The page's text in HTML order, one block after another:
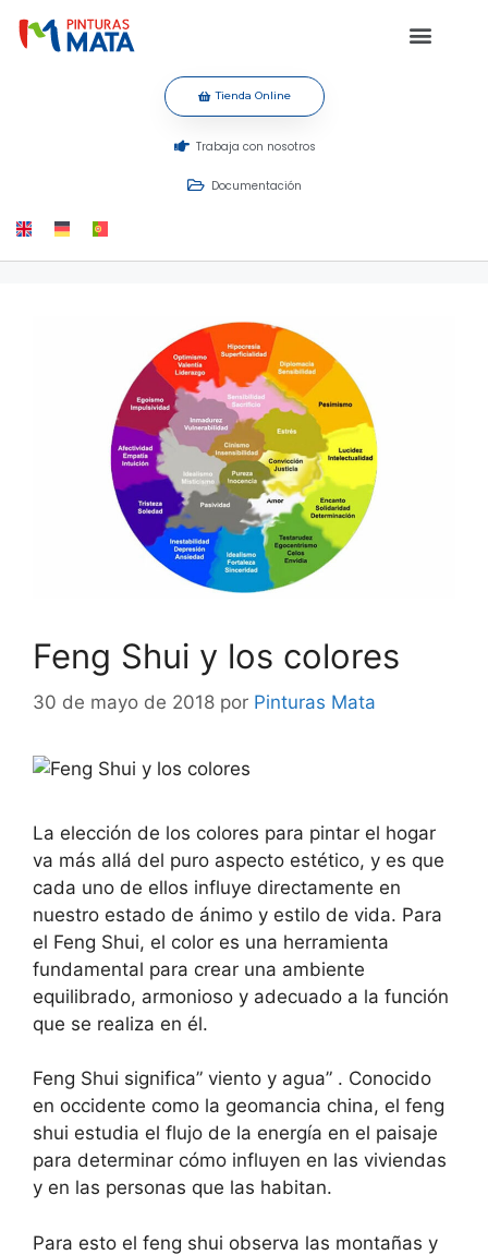
Tienda Online
Trabaja con nosotros
Documentación
Feng Shui y los colores
30 de mayo de 2018 por Pinturas Mata
La elección de los colores para pintar el hogar
va más allá del puro aspecto estético, y es que
cada uno de ellos influye directamente en
nuestro estado de ánimo y estilo de vida. Para
el Feng Shui, el color es una herramienta
fundamental para crear una ambiente
equilibrado, armonioso y adecuado a la función
que se realiza en él.
Feng Shui significa” viento y agua” . Conocido
en occidente como la geomancia china, el feng
shui estudia el flujo de la energía en el paisaje
para determinar cómo influyen en las viviendas
y en las personas que las habitan.
Para esto el feng shui observa las montañas y